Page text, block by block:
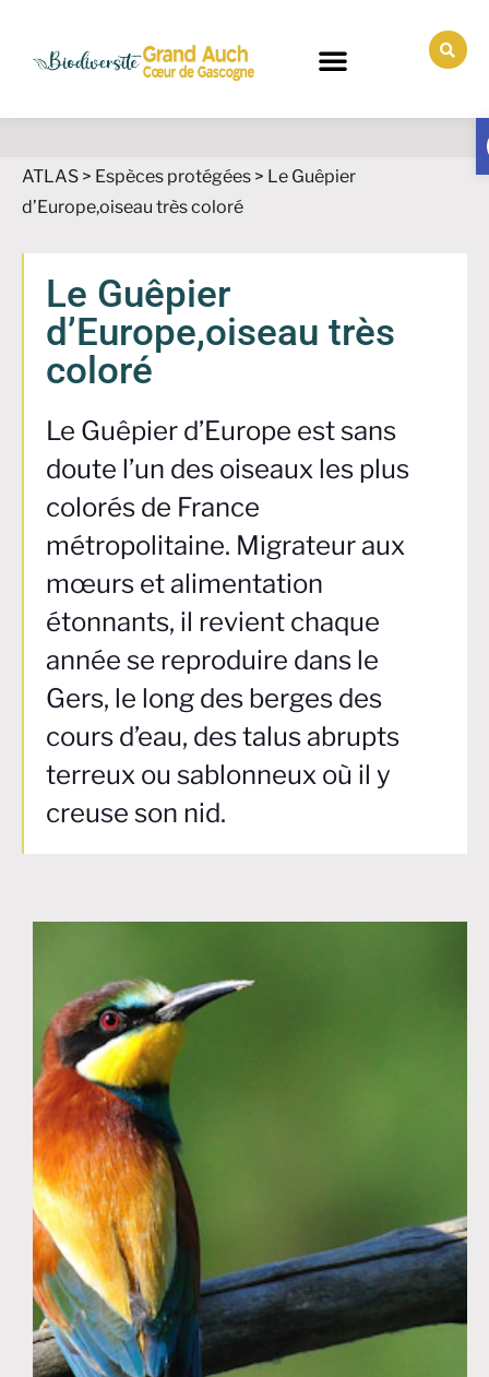
ATLAS > Espèces protégées > Le Guêpier
d’Europe,oiseau très coloré
Le Guêpier
d’Europe,oiseau très
coloré
Le Guêpier d’Europe est sans
doute l’un des oiseaux les plus
colorés de France
métropolitaine. Migrateur aux
mœurs et alimentation
étonnants, il revient chaque
année se reproduire dans le
Gers, le long des berges des
cours d’eau, des talus abrupts
terreux ou sablonneux où il y
creuse son nid.